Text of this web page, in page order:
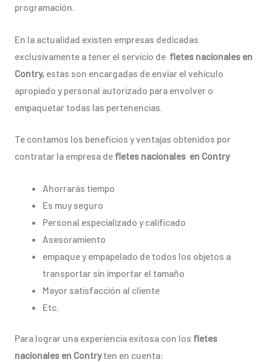
programación.
En la actualidad existen empresas dedicadas
exclusivamente a tener el servicio de fletes nacionales en
Contry,estas son encargadas de enviar el vehículo
apropiado y personal autorizado para envolver o
empaquetar todas las pertenencias.
Te contamos los beneficios y ventajas obtenidos por
contratar la empresa de fletes nacionales en Contry
Ahorrarás tiempo
Es muy seguro
Personal especializado y calificado
Asesoramiento
empaque y empapelado de todos los objetos a
transportar sin importar el tamaño
Mayor satisfacción al cliente
Etc.
Para lograr una experiencia exitosa con los fletes
nacionales en Contryten en cuenta: